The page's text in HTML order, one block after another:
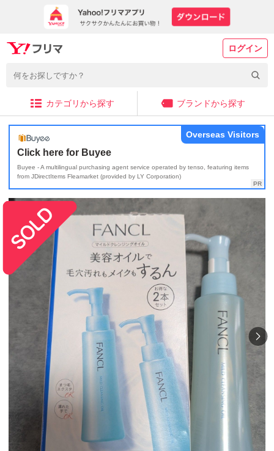
ログイン
カテゴリから探す ブランドから探す
Click here for Buyee
Buyee - A multilingual purchasing agent service operated by tenso, featuring items
from JDirectItems Fleamarket (provided by LY Corporation)
Overseas Visitors